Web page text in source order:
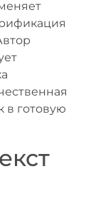
в готовую